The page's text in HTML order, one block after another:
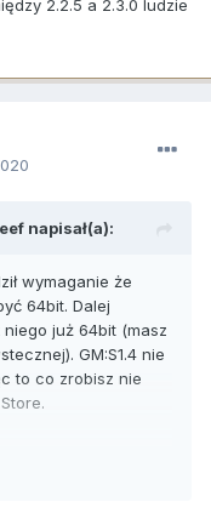
2.2.5 a 2.3.0 ludzie
napisał(a):
wymaganie że
64bit. Dalej
już 64bit (masz
GM:S1.4 nie
to co zrobisz nie
dla 1.4